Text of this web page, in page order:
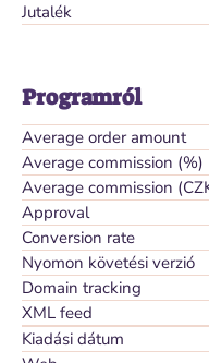
Jutalék
Programról
Average order amount
Average commission (%)
Average commission
Approval
Conversion rate
Nyomon követési verzió
Domain tracking
XML feed
Kiadási dátum